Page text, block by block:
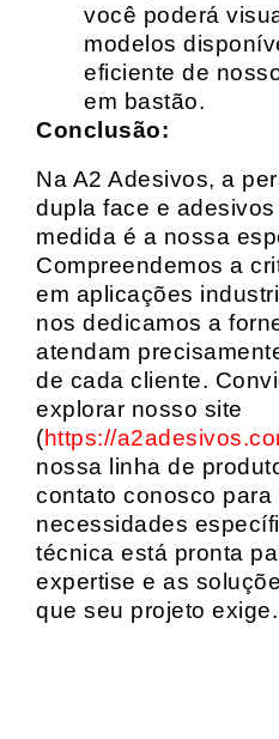
você poderá
modelos
eficiente de
em bastão.
Conclusão:
Na A2 Adesivos, a
dupla face e
medida é a nossa
Compreendemos a
em aplicações
nos dedicamos a
atendam
de cada cliente.
explorar nosso site
(https://
nossa linha de
contato conosco para
necessidades
técnica está pronta
expertise e as
que seu projeto exige.